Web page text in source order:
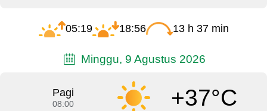
05:19 18:56 13 h 37 min
Minggu, 9 Agustus 2026
Pagi
08:00 +37°C